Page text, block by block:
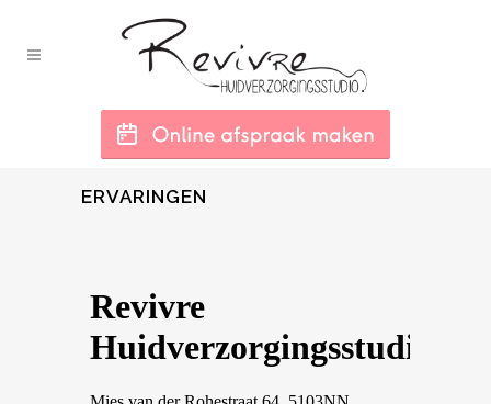
ERVARINGEN